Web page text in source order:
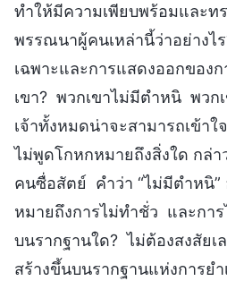
ทำให้มีความเพียบพร้อมและท
พรรณนาผู้คนเหล่านี้ว่าอย่าง
เฉพาะและการแสดงออกของ
เขา? พวกเขาไม่มีตำหนิ พวก
เจ้าทั้งหมดน่าจะสามารถเข้า
ไม่พูดโกหกหมายถึงสิ่งใด กล่า
คนซื่อสัตย์ คำว่า “ไม่มีตำหนิ”
หมายถึงการไม่ทำชั่ว และกา
บนรากฐานใด? ไม่ต้องสงสัยเ
สร้างขึ้นบนรากฐานแห่งการยำ